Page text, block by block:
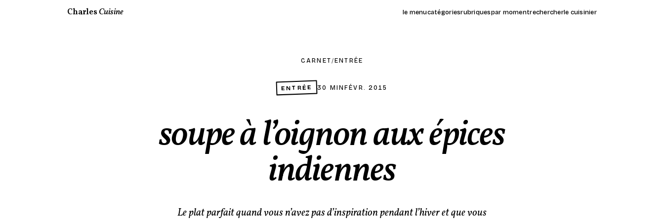
CharlesCuisine le menucatégoriesrubriquespar momentrechercherle cuisinier
CARNET/ ENTRÉE
ENTRÉE 30 MINFÉVR. 2015
soupe à l’oignon aux épices
indiennes
Le plat parfait quand vous n’avez pas d’inspiration pendant l’hiver et que vous